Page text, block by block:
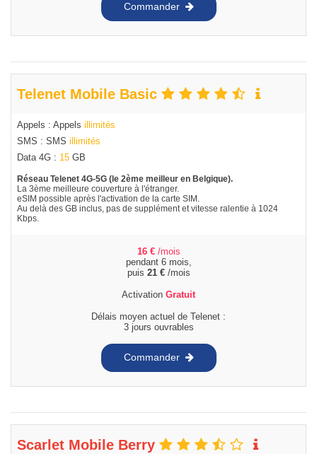
Commander
Telenet Mobile Basic
Appels : Appels illimités
SMS : SMS illimités
Data 4G : 15 GB
Réseau Telenet 4G-5G (le 2ème meilleur en Belgique).
La 3ème meilleure couverture à l'étranger.
eSIM possible après l'activation de la carte SIM.
Au delà des GB inclus, pas de supplément et vitesse ralentie à 1024
Kbps.
16 € /mois
pendant 6 mois,
puis 21 €/mois
Activation Gratuit
Délais moyen actuel de Telenet :
3 jours ouvrables
Commander
Scarlet Mobile Berry